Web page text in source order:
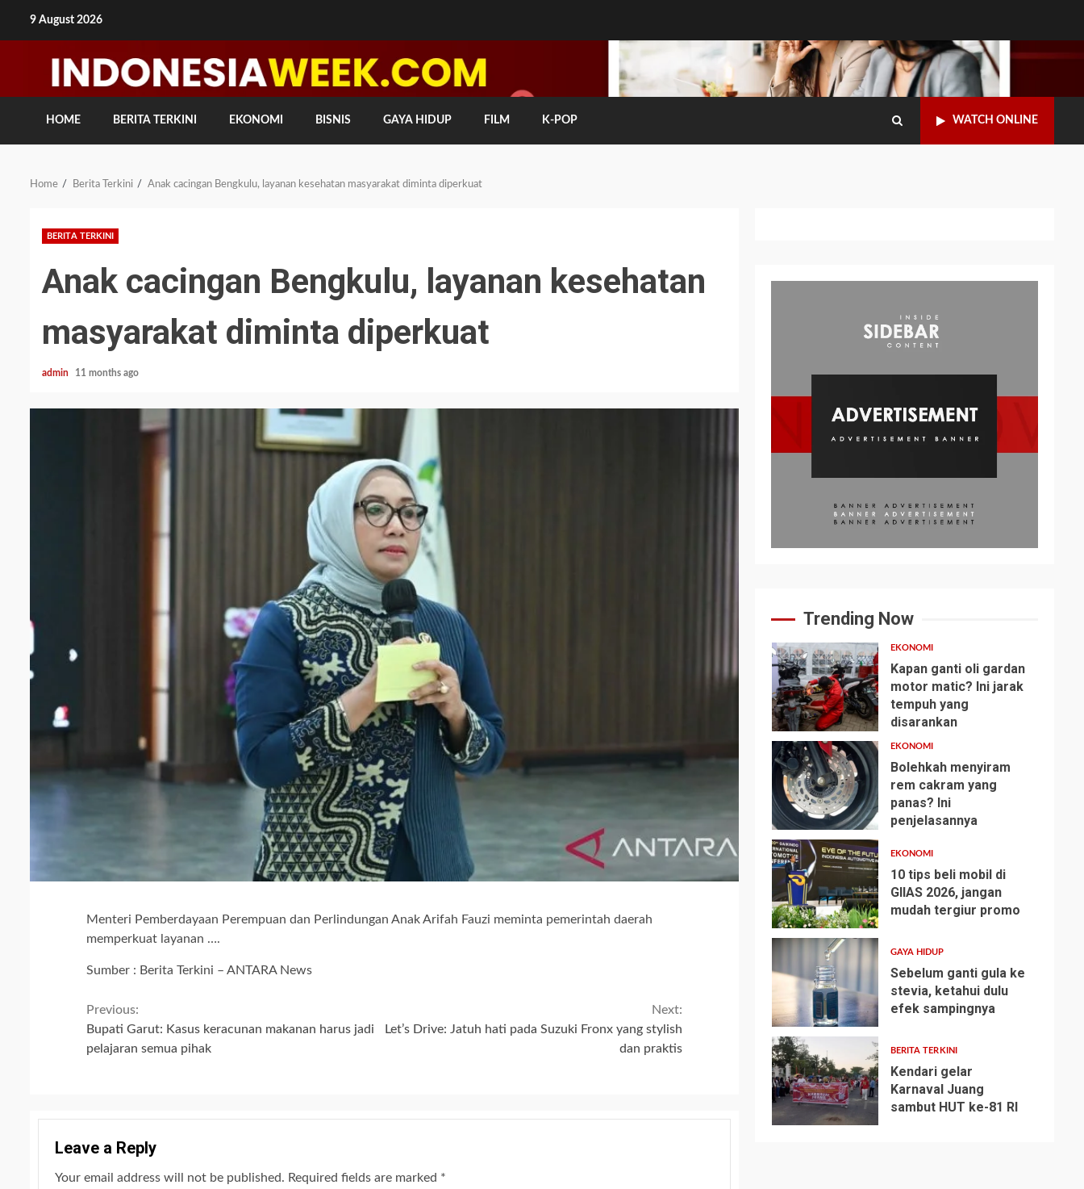
9 August 2026
HOME BERITA TERKINI EKONOMI BISNIS GAYA HIDUP FILM K-POP WATCH ONLINE
Home Berita Terkini Anak cacingan Bengkulu, layanan kesehatan masyarakat diminta diperkuat
BERITA TERKINI
Anak cacingan Bengkulu, layanan kesehatan
masyarakat diminta diperkuat
admin 11 months ago
Menteri Pemberdayaan Perempuan dan Perlindungan Anak Arifah Fauzi meminta pemerintah daerah
memperkuat layanan ….
Sumber : Berita Terkini – ANTARA News
Continue
Reading
Previous:
Bupati Garut: Kasus keracunan makanan harus jadi
pelajaran semua pihak
Next:
Let’s Drive: Jatuh hati pada Suzuki Fronx yang stylish
dan praktis
Leave a Reply
Your email address will not be published. Required fields are marked *
Trending Now
1
EKONOMI
Kapan ganti oli gardan
motor matic? Ini jarak
tempuh yang
disarankan
2
EKONOMI
Bolehkah menyiram
rem cakram yang
panas? Ini
penjelasannya
3
EKONOMI
10 tips beli mobil di
GIIAS 2026, jangan
mudah tergiur promo
4
GAYA HIDUP
Sebelum ganti gula ke
stevia, ketahui dulu
efek sampingnya
BERITA TERKINI
Kendari gelar
Karnaval Juang
sambut HUT ke-81 RI